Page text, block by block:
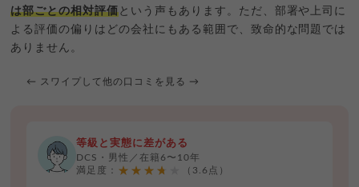
は部ごとの相対評価という声もあります。ただ、部署や上司に
よる評価の偏りはどの会社にもある範囲で、致命的な問題では
ありません。
← スワイプして他の口コミを見る →
等級と実態に差がある
DCS・男性／在籍6〜10年
満足度： ★★★★★ （3.6点）